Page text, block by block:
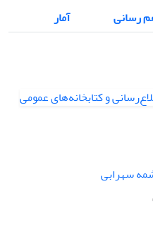
رسانی
آمار
سهرابی